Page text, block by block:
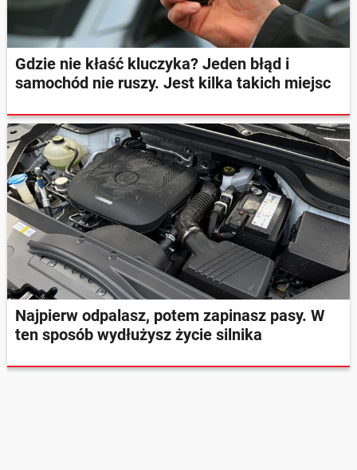
Gdzie nie kłaść kluczyka? Jeden błąd i
samochód nie ruszy. Jest kilka takich miejsc
Najpierw odpalasz, potem zapinasz pasy. W
ten sposób wydłużysz życie silnika